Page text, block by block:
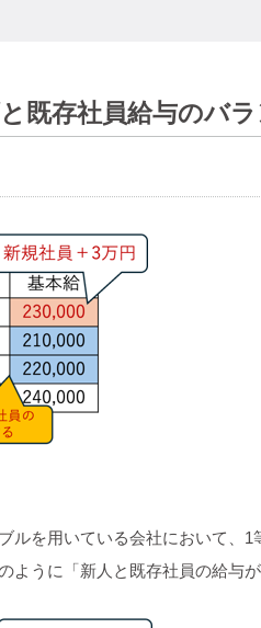
既存社員給与のバ
ルを用いている会社において、
ように「新人と既存社員の給与